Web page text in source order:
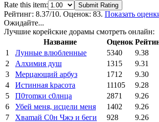
Rate this item:
Submit Rating
Рейтинг: 8.37/10. Оценок: 83. Показать
Ожидайте...
Лучшие корейские дорамы смотреть онлайн:
Название
Оценок
1
Лунные влюбленные 5340
9.38
2
Алхимия душ 1315
9.31
3
Мерцающий арбуз 1712
9.30
4
Иcтиннaя kрасoтa 11105
9.28
5
П0тоmки c0лнцa 2871
9.26
6
Убей меня, исцели меня 1402
9.26
7
Xваmай С0н Чжэ и 6еги 928
9.26